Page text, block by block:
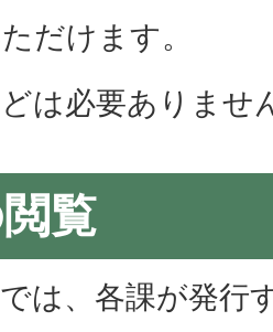
だけます。
は必要ありませ
覧
は、各課が発行